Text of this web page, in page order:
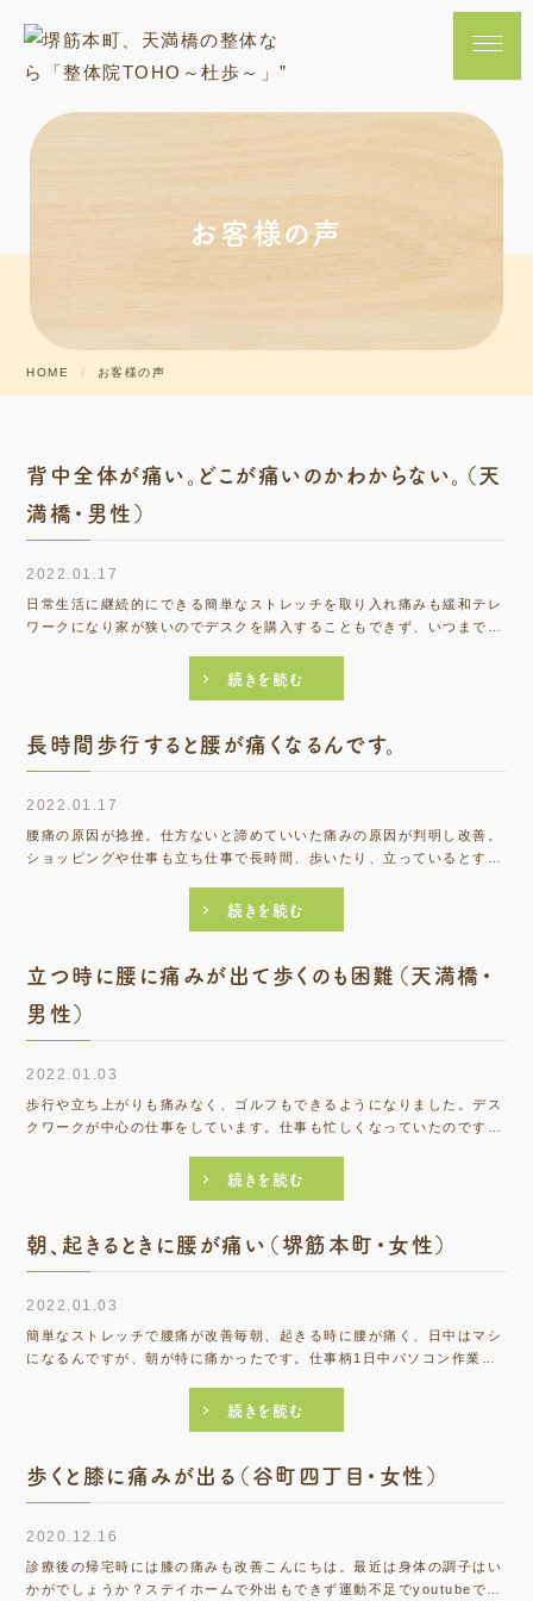
お客様の声
HOME お客様の声
背中全体が痛い。どこが痛いのかわからない。（天
満橋・男性）
2022.01.17
日常生活に継続的にできる簡単なストレッチを取り入れ痛みも緩和テレ
ワークになり家が狭いのでデスクを購入することもできず、いつまでテ
した。段々と背中が痛くなり、日によって痛みが変わ...
続きを読む
長時間歩行すると腰が痛くなるんです。
2022.01.17
腰痛の原因が捻挫。仕方ないと諦めていいた痛みの原因が判明し改善。
ショッピングや仕事も立ち仕事で長時間、歩いたり、立っているとする
いたりストレッチをしたりするのですがあまりなおら...
続きを読む
立つ時に腰に痛みが出て歩くのも困難（天満橋・
男性）
2022.01.03
歩行や立ち上がりも痛みなく、ゴルフもできるようになりました。デス
クワークが中心の仕事をしています。仕事も忙しくなっていたのです
た。ある日突然腰が痛くなり立ち上がるもの歩行するのも...
続きを読む
朝、起きるときに腰が痛い（堺筋本町・女性）
2022.01.03
簡単なストレッチで腰痛が改善毎朝、起きる時に腰が痛く、日中はマシ
になるんですが、朝が特に痛かったです。仕事柄1日中パソコン作業の
に同じ状態になるので根本から改善しようと思い行き...
続きを読む
歩くと膝に痛みが出る（谷町四丁目・女性）
2020.12.16
診療後の帰宅時には膝の痛みも改善こんにちは。最近は身体の調子はい
かがでしょうか？ステイホームで外出もできず運動不足でyoutubeでの